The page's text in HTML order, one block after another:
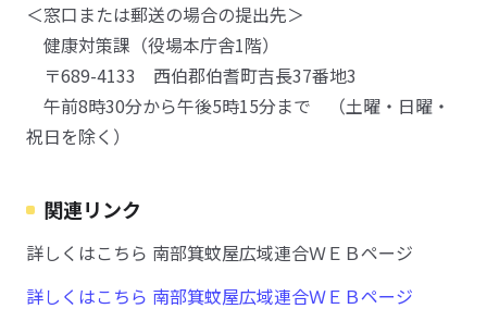
＜窓口または郵送の場合の提出先＞
健康対策課（役場本庁舎1階）
〒689-4133 西伯郡伯耆町吉長37番地3
午前8時30分から午後5時15分まで （土曜・日曜・
祝日を除く）
関連リンク
詳しくはこちら 南部箕蚊屋広域連合ＷＥＢページ
詳しくはこちら 南部箕蚊屋広域連合ＷＥＢページ